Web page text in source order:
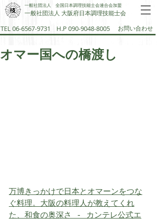
一般社団法人 全国日本調理技能士会連合会加盟
一般社団法人 大阪府日本調理技能士会​
TEL 06-6567-9731 お問い合わせ
H.P 090-9048-8005
オマー国への橋渡し
万博きっかけで日本とオマーンをつな
ぐ料理。大阪の料理人が教えてくれ
た、和食の奥深さ - カンテレ公式エ